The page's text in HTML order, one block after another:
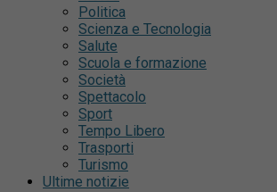
Politica
Scienza e Tecnologia
Salute
Scuola e formazione
Società
Spettacolo
Sport
Tempo Libero
Trasporti
Turismo
Ultime notizie